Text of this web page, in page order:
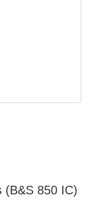
(B&S 850 IC)